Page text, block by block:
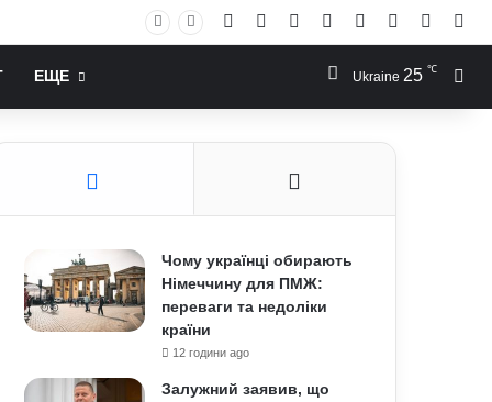
Facebook YouTubeInstagram
RSS Log In
ЕЩЕ Ukraine 25 ℃
Чому українці обирають
Німеччину для ПМЖ:
переваги та недоліки
країни
12 години ago
Залужний заявив, що